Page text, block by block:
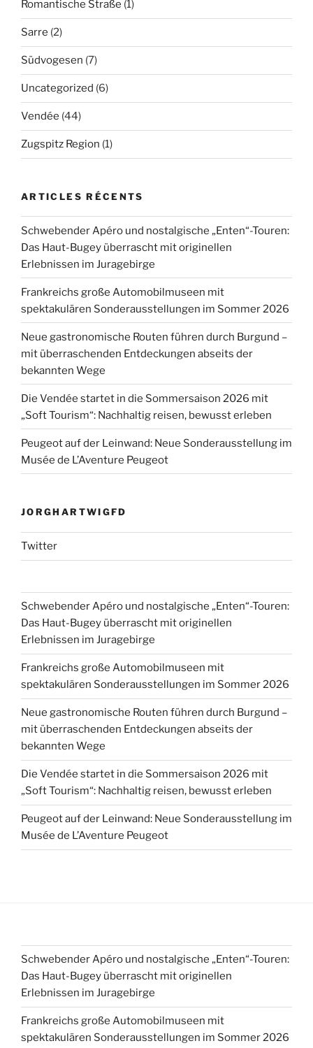
Romantische Straße (1)
Sarre (2)
Südvogesen (7)
Uncategorized (6)
Vendée (44)
Zugspitz Region (1)
ARTICLES RÉCENTS
Schwebender Apéro und nostalgische „Enten“-Touren:
Das Haut-Bugey überrascht mit originellen
Erlebnissen im Juragebirge
Frankreichs große Automobilmuseen mit
spektakulären Sonderausstellungen im Sommer 2026
Neue gastronomische Routen führen durch Burgund –
mit überraschenden Entdeckungen abseits der
bekannten Wege
Die Vendée startet in die Sommersaison 2026 mit
„Soft Tourism“: Nachhaltig reisen, bewusst erleben
Peugeot auf der Leinwand: Neue Sonderausstellung im
Musée de L’Aventure Peugeot
JORGHARTWIGFD
Twitter
Schwebender Apéro und nostalgische „Enten“-Touren:
Das Haut-Bugey überrascht mit originellen
Erlebnissen im Juragebirge
Frankreichs große Automobilmuseen mit
spektakulären Sonderausstellungen im Sommer 2026
Neue gastronomische Routen führen durch Burgund –
mit überraschenden Entdeckungen abseits der
bekannten Wege
Die Vendée startet in die Sommersaison 2026 mit
„Soft Tourism“: Nachhaltig reisen, bewusst erleben
Peugeot auf der Leinwand: Neue Sonderausstellung im
Musée de L’Aventure Peugeot
Schwebender Apéro und nostalgische „Enten“-Touren:
Das Haut-Bugey überrascht mit originellen
Erlebnissen im Juragebirge
Frankreichs große Automobilmuseen mit
spektakulären Sonderausstellungen im Sommer 2026